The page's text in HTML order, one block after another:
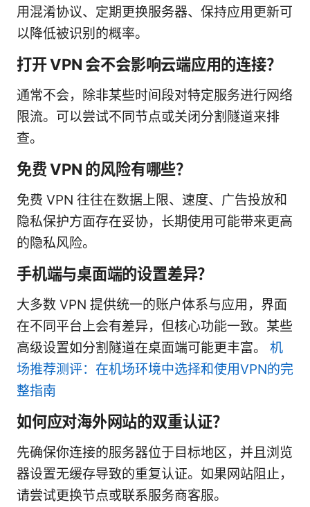
用混淆协议、定期更换服务器、保持应用更新可
以降低被识别的概率。
打开 VPN 会不会影响云端应用的连接？
通常不会，除非某些时间段对特定服务进行网络
限流。可以尝试不同节点或关闭分割隧道来排
查。
免费 VPN 的风险有哪些？
免费 VPN 往往在数据上限、速度、广告投放和
隐私保护方面存在妥协，长期使用可能带来更高
的隐私风险。
手机端与桌面端的设置差异？
大多数 VPN 提供统一的账户体系与应用，界面
在不同平台上会有差异，但核心功能一致。某些
高级设置如分割隧道在桌面端可能更丰富。 机
场推荐测评：在机场环境中选择和使用VPN的完
整指南
如何应对海外网站的双重认证？
先确保你连接的服务器位于目标地区，并且浏览
器设置无缓存导致的重复认证。如果网站阻止，
请尝试更换节点或联系服务商客服。